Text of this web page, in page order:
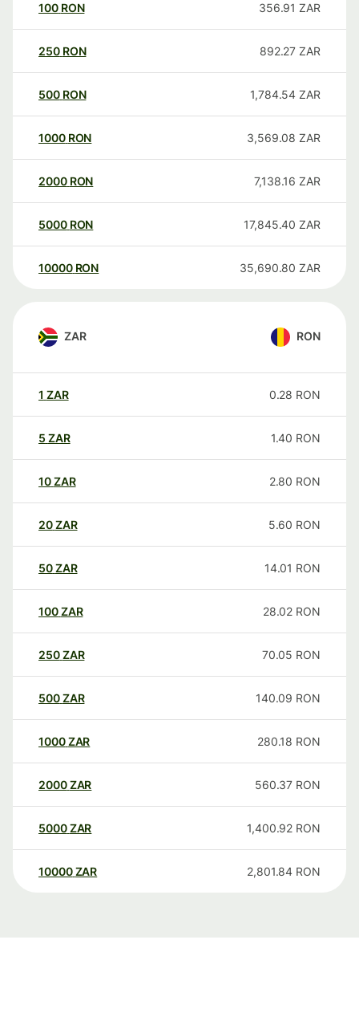
100 RON 356.91 ZAR
250 RON 892.27 ZAR
500 RON 1,784.54 ZAR
1000 RON 3,569.08 ZAR
2000 RON 7,138.16 ZAR
5000 RON 17,845.40 ZAR
10000 RON 35,690.80 ZAR
ZAR RON
1 ZAR 0.28 RON
5 ZAR 1.40 RON
10ZAR 2.80 RON
20ZAR 5.60 RON
50ZAR 14.01 RON
100ZAR 28.02 RON
250ZAR 70.05 RON
500ZAR 140.09 RON
1000ZAR 280.18 RON
2000ZAR 560.37 RON
5000ZAR 1,400.92 RON
10000 ZAR 2,801.84 RON